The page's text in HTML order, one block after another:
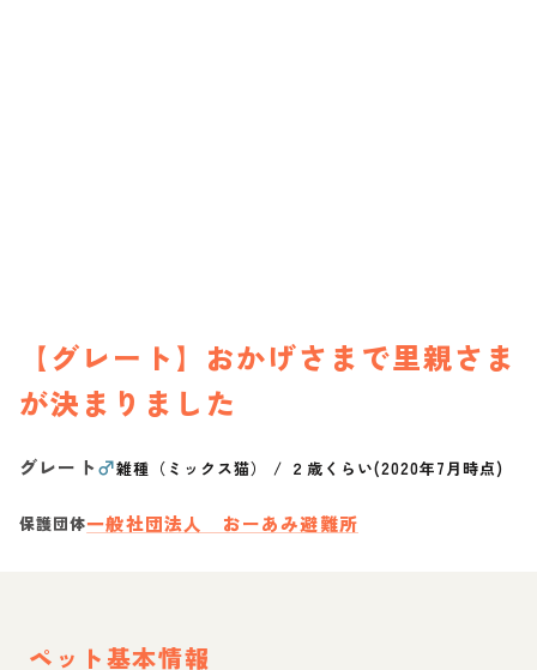
【グレート】おかげさまで里親さま
が決まりました
グレート♂雑種（ミックス猫） / ２歳くらい(2020年7月時点)
保護団体一般社団法人 おーあみ避難所
ペット基本情報